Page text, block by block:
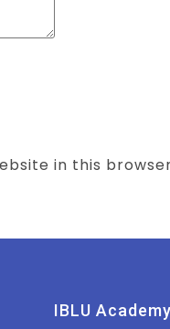
in this
IBLU Academy